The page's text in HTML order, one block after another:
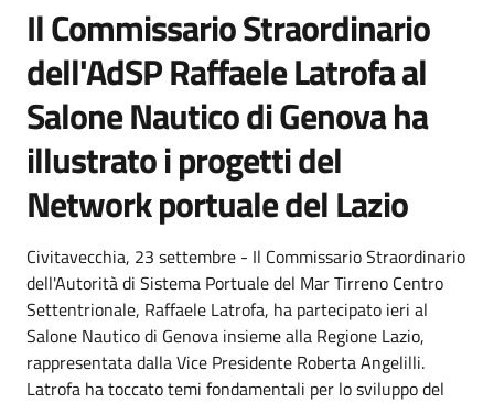
Il Commissario Straordinario
dell'AdSP Raffaele Latrofa al
Salone Nautico di Genova ha
illustrato i progetti del
Network portuale del Lazio
Civitavecchia, 23 settembre - Il Commissario Straordinario
dell'Autorità di Sistema Portuale del Mar Tirreno Centro
Settentrionale, Raffaele Latrofa, ha partecipato ieri al
Salone Nautico di Genova insieme alla Regione Lazio,
rappresentata dalla Vice Presidente Roberta Angelilli.
Latrofa ha toccato temi fondamentali per lo sviluppo del